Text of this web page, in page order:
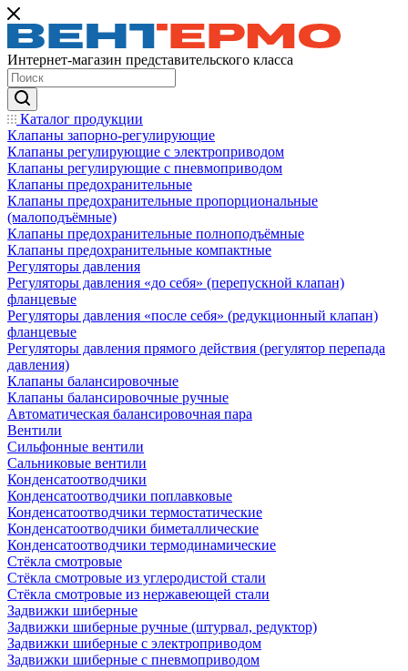
Интернет-магазин представительского класса
Каталог продукции
Клапаны запорно-регулирующие
Клапаны регулирующие с электроприводом
Клапаны регулирующие с пневмоприводом
Клапаны предохранительные
Клапаны предохранительные пропорциональные
(малоподъёмные)
Клапаны предохранительные полноподъёмные
Клапаны предохранительные компактные
Регуляторы давления
Регуляторы давления «до себя» (перепускной клапан)
фланцевые
Регуляторы давления «после себя» (редукционный клапан)
фланцевые
Регуляторы давления прямого действия (регулятор перепада
давления)
Клапаны балансировочные
Клапаны балансировочные ручные
Автоматическая балансировочная пара
Вентили
Сильфонные вентили
Сальниковые вентили
Конденсатоотводчики
Конденсатоотводчики поплавковые
Конденсатоотводчики термостатические
Конденсатоотводчики биметаллические
Конденсатоотводчики термодинамические
Стёкла смотровые
Стёкла смотровые из углеродистой стали
Стёкла смотровые из нержавеющей стали
Задвижки шиберные
Задвижки шиберные ручные (штурвал, редуктор)
Задвижки шиберные с электроприводом
Задвижки шиберные с пневмоприводом